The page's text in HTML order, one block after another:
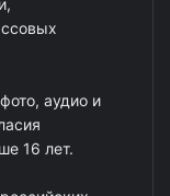
аудио и
16 лет.